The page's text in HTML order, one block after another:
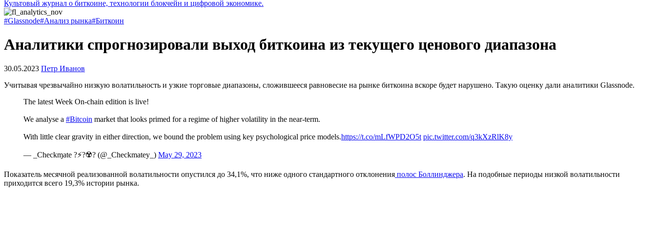
Культовый журнал о биткоине, технологии блокчейн и цифровой экономике.
#Glassnode#Анализ рынка#Биткоин
Аналитики спрогнозировали выход биткоина из текущего ценового диапазона
30.05.2023 Петр Иванов
Учитывая чрезвычайно низкую волатильность и узкие торговые диапазоны, сложившееся равновесие на рынке биткоина вскоре будет нарушено. Такую оценку дали аналитики Glassnode.
The latest Week On-chain edition is live!
We analyse a #Bitcoin market that looks primed for a regime of higher volatility in the near-term.
With little clear gravity in either direction, we bound the problem using key psychological price models.https://t.co/mLfWPD2O5t pic.twitter.com/q3kXzRlK8y
— _Checkɱate ?⚡?☢️?️ (@_Checkmatey_) May 29, 2023
Показатель месячной реализованной волатильности опустился до 34,1%, что ниже одного стандартного отклонения полос Боллинджера. На подобные периоды низкой волатильности
приходится всего 19,3% истории рынка.